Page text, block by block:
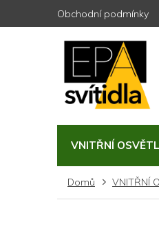
Obchodní podmínky
VNITŘNÍ
Domů VNITŘNÍ